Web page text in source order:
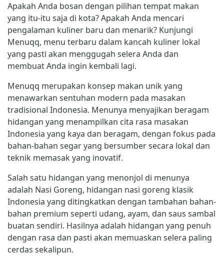
Apakah Anda bosan dengan pilihan tempat makan
yang itu-itu saja di kota? Apakah Anda mencari
pengalaman kuliner baru dan menarik? Kunjungi
Menuqq, menu terbaru dalam kancah kuliner lokal
yang pasti akan menggugah selera Anda dan
membuat Anda ingin kembali lagi.
Menuqq merupakan konsep makan unik yang
menawarkan sentuhan modern pada masakan
tradisional Indonesia. Menunya menyajikan beragam
hidangan yang menampilkan cita rasa masakan
Indonesia yang kaya dan beragam, dengan fokus pada
bahan-bahan segar yang bersumber secara lokal dan
teknik memasak yang inovatif.
Salah satu hidangan yang menonjol di menunya
adalah Nasi Goreng, hidangan nasi goreng klasik
Indonesia yang ditingkatkan dengan tambahan bahan-
bahan premium seperti udang, ayam, dan saus sambal
buatan sendiri. Hasilnya adalah hidangan yang penuh
dengan rasa dan pasti akan memuaskan selera paling
cerdas sekalipun.